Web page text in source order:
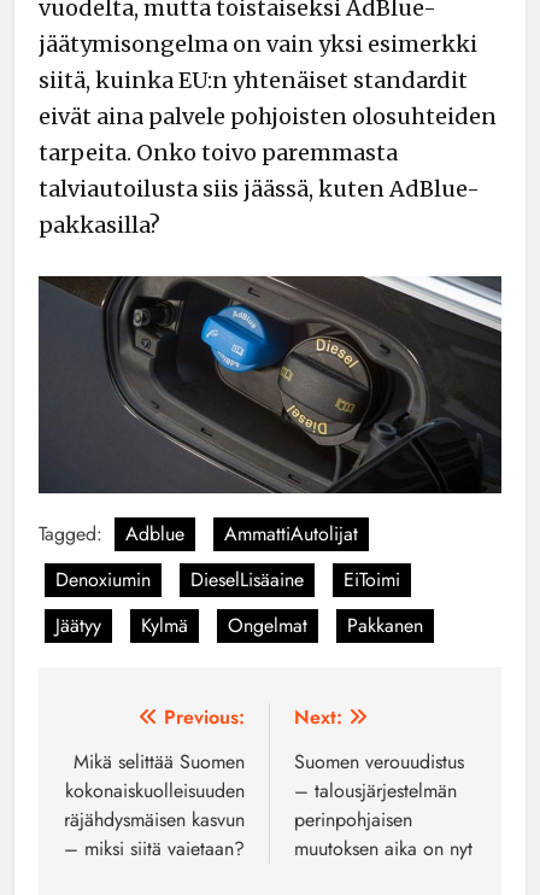
vuodelta, mutta toistaiseksi AdBlue-
jäätymisongelma on vain yksi esimerkki
siitä, kuinka EU:n yhtenäiset standardit
eivät aina palvele pohjoisten olosuhteiden
tarpeita. Onko toivo paremmasta
talviautoilusta siis jäässä, kuten AdBlue-
pakkasilla?
Tagged: Adblue
AmmattiAutolijat
Denoxiumin
DieselLisäaine
EiToimi
Jäätyy
Kylmä Ongelmat Pakkanen
Artikkelien
selaus
Previous:
Mikä selittää Suomen
kokonaiskuolleisuuden
räjähdysmäisen kasvun
– miksi siitä vaietaan?
Next:
Suomen verouudistus
– talousjärjestelmän
perinpohjaisen
muutoksen aika on nyt